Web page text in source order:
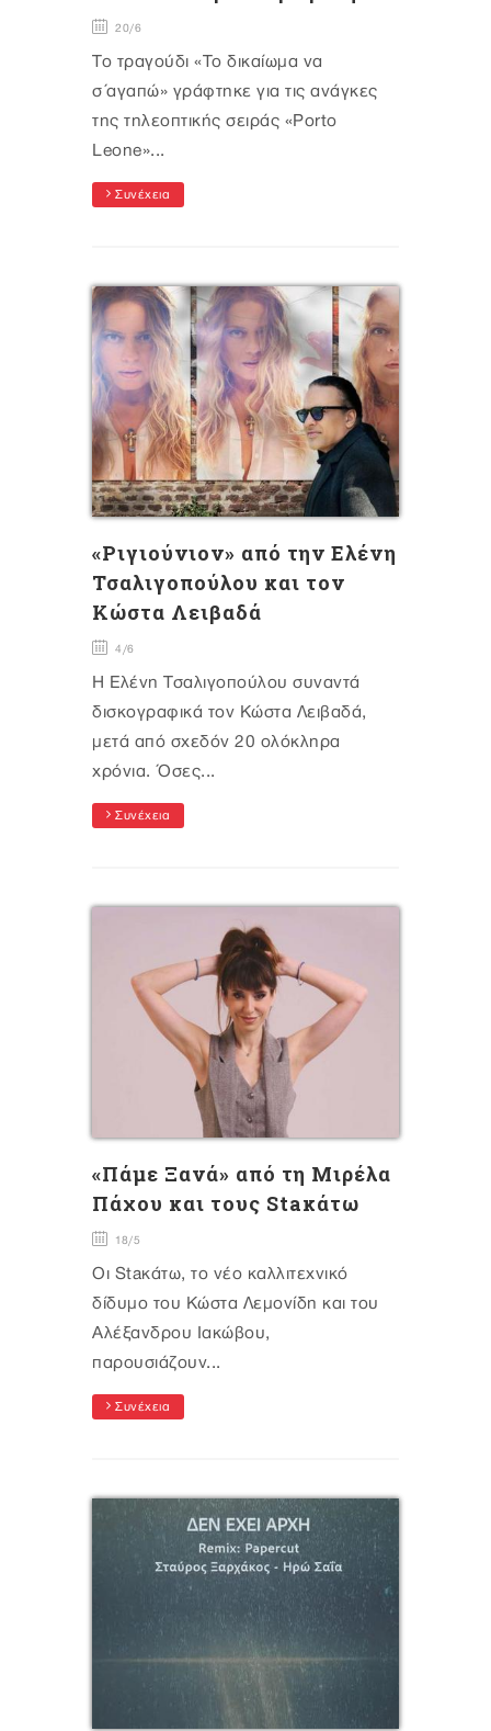
20/6
Το τραγούδι «Το δικαίωμα να
σ΄αγαπώ» γράφτηκε για τις ανάγκες
της τηλεοπτικής σειράς «Porto
Leone»...
Συνέχεια
«Ριγιούνιον» από την Ελένη
Τσαλιγοπούλου και τον
Κώστα Λειβαδά
4/6
Η Ελένη Τσαλιγοπούλου συναντά
δισκογραφικά τον Κώστα Λειβαδά,
μετά από σχεδόν 20 ολόκληρα
χρόνια. Όσες...
Συνέχεια
«Πάμε Ξανά» από τη Μιρέλα
Πάχου και τους Staκάτω
18/5
Οι Staκάτω, το νέο καλλιτεχνικό
δίδυμο του Κώστα Λεμονίδη και του
Αλέξανδρου Ιακώβου,
παρουσιάζουν...
Συνέχεια